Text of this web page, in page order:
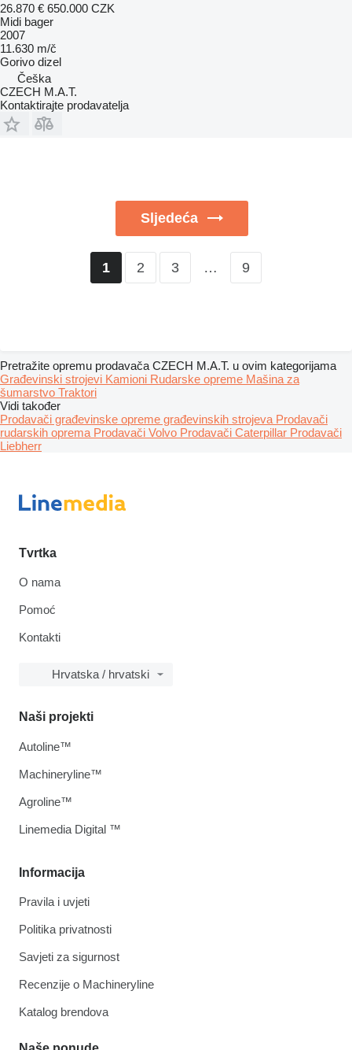
26.870 € 650.000 CZK
Midi bager
2007
11.630 m/č
Gorivo dizel
Češka
CZECH M.A.T.
Kontaktirajte prodavatelja
Sljedeća
1 2 3 … 9
Pretražite opremu prodavača CZECH M.A.T. u ovim kategorijama
Građevinski strojevi Kamioni Rudarske opreme Mašina za
šumarstvo Traktori
Vidi također
Prodavači građevinske opreme građevinskih strojeva Prodavači
rudarskih oprema Prodavači Volvo Prodavači Caterpillar Prodavači
Liebherr
Tvrtka
O nama
Pomoć
Kontakti
Hrvatska / hrvatski
Informacija
Pravila i uvjeti
Politika privatnosti
Savjeti za sigurnost
Recenzije o Machineryline
Katalog brendova
Naši projekti
Autoline™
Machineryline™
Agroline™
Linemedia Digital ™